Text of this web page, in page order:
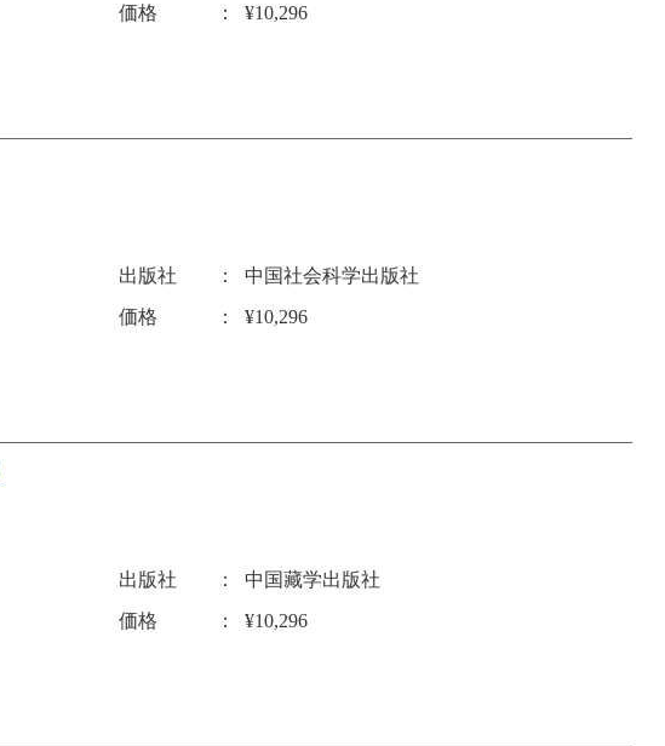
価格 ¥10,296
出版社
中国社会科学出版社
価格 ¥10,296
出版社
中国藏学出版社
価格 ¥10,296